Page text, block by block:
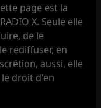
page est la
X. Seule elle
de le
rediffuser, en
aussi, elle
le droit d'en